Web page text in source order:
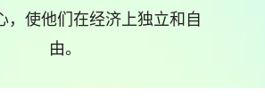
，使他们在经济上独立和自
由。